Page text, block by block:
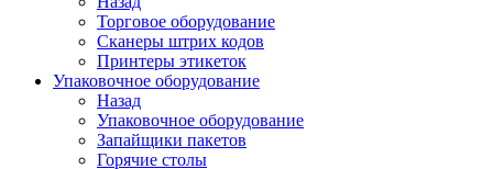
Торговое оборудование
Сканеры штрих кодов
Принтеры этикеток
Упаковочное оборудование
Назад
Упаковочное оборудование
Запайщики пакетов
Горячие столы